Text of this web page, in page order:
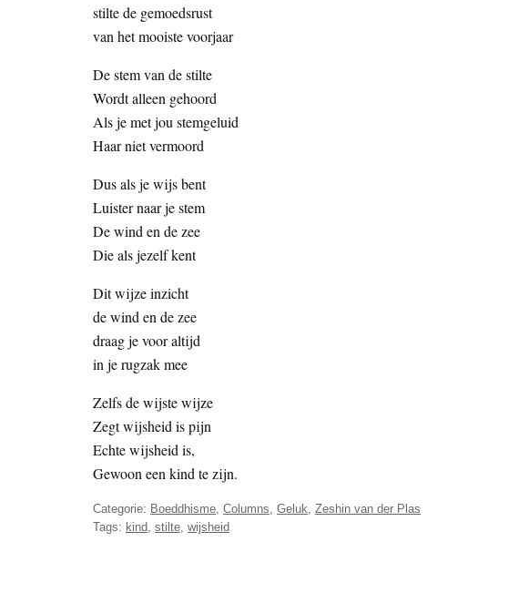
stilte de gemoedsrust
van het mooiste voorjaar
De stem van de stilte
Wordt alleen gehoord
Als je met jou stemgeluid
Haar niet vermoord
Dus als je wijs bent
Luister naar je stem
De wind en de zee
Die als jezelf kent
Dit wijze inzicht
de wind en de zee
draag je voor altijd
in je rugzak mee
Zelfs de wijste wijze
Zegt wijsheid is pijn
Echte wijsheid is,
Gewoon een kind te zijn.
Categorie: Boeddhisme, Columns, Geluk, Zeshin van der Plas
Tags: kind, stilte, wijsheid